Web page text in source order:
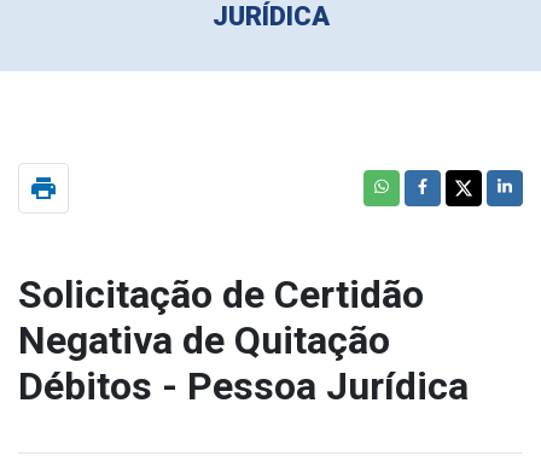
JURÍDICA
print
Solicitação de Certidão
Negativa de Quitação
Débitos - Pessoa Jurídica